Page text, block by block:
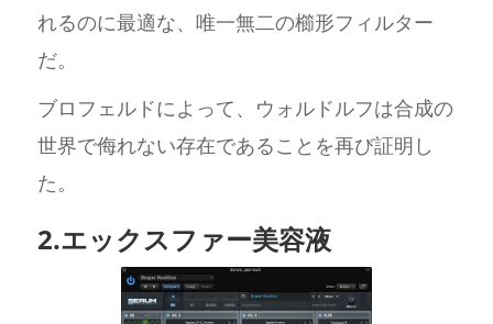
れるのに最適な、唯一無二の櫛形フィルター
だ。
ブロフェルドによって、ウォルドルフは合成の
世界で侮れない存在であることを再び証明し
た。
2.エックスファー美容液